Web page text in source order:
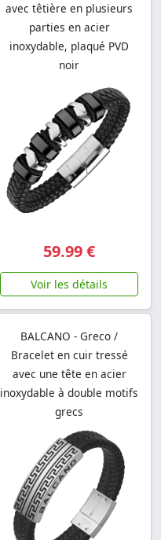
avec têtière en plusieurs
parties en acier
inoxydable, plaqué PVD
noir
59.99 €
Voir les détails
BALCANO - Greco /
Bracelet en cuir tressé
avec une tête en acier
inoxydable à double motifs
grecs